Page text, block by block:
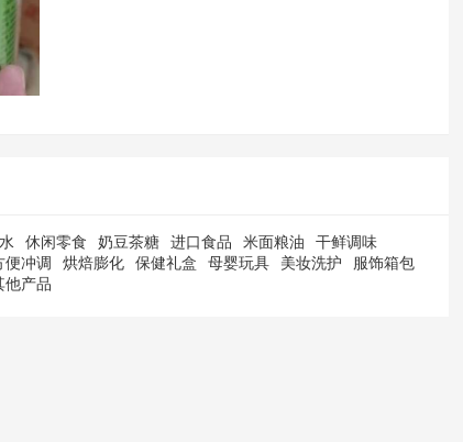
休闲零食 奶豆茶糖 进口食品 米面粮油
干鲜调味
便冲调 烘焙膨化 保健礼盒 母婴玩具 美妆洗护
服饰箱包
他产品